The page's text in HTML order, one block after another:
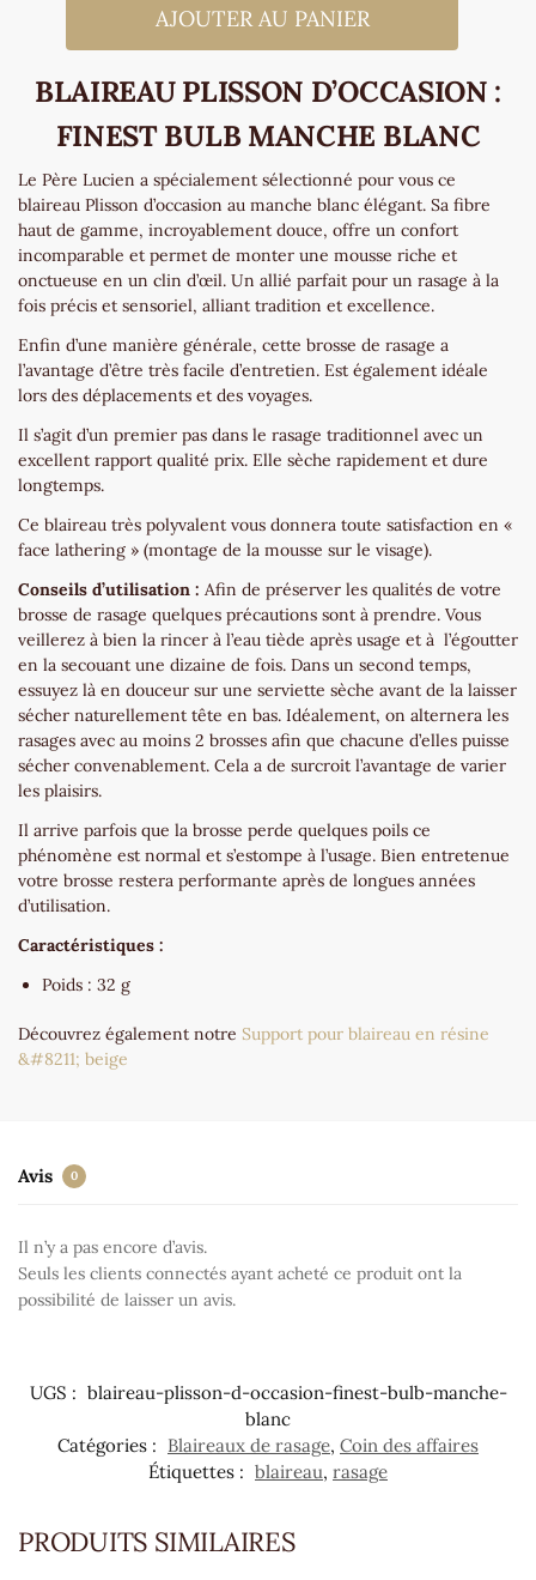
AJOUTER AU PANIER
BLAIREAU PLISSON D’OCCASION :
FINEST BULB MANCHE BLANC
Le Père Lucien a spécialement sélectionné pour vous ce
blaireau Plisson d’occasion au manche blanc élégant. Sa fibre
haut de gamme, incroyablement douce, offre un confort
incomparable et permet de monter une mousse riche et
onctueuse en un clin d’œil. Un allié parfait pour un rasage à la
fois précis et sensoriel, alliant tradition et excellence.
Enfin d’une manière générale, cette brosse de rasage a
l’avantage d’être très facile d’entretien. Est également idéale
lors des déplacements et des voyages.
Il s’agit d’un premier pas dans le rasage traditionnel avec un
excellent rapport qualité prix. Elle sèche rapidement et dure
longtemps.
Ce blaireau très polyvalent vous donnera toute satisfaction en «
face lathering » (montage de la mousse sur le visage).
Conseils d’utilisation : Afin de préserver les qualités de votre
brosse de rasage quelques précautions sont à prendre. Vous
veillerez à bien la rincer à l’eau tiède après usage et à l’égoutter
en la secouant une dizaine de fois. Dans un second temps,
essuyez là en douceur sur une serviette sèche avant de la laisser
sécher naturellement tête en bas. Idéalement, on alternera les
rasages avec au moins 2 brosses afin que chacune d’elles puisse
sécher convenablement. Cela a de surcroit l’avantage de varier
les plaisirs.
Il arrive parfois que la brosse perde quelques poils ce
phénomène est normal et s’estompe à l’usage. Bien entretenue
votre brosse restera performante après de longues années
d’utilisation.
Caractéristiques :
Poids : 32 g
Découvrez également notre Support pour blaireau en résine
&#8211; beige
Avis 0
Il n’y a pas encore d’avis.
Seuls les clients connectés ayant acheté ce produit ont la
possibilité de laisser un avis.
UGS : blaireau-plisson-d-occasion-finest-bulb-manche-
blanc
Catégories : Blaireaux de rasage, Coin des affaires
Étiquettes : blaireau, rasage
PRODUITS SIMILAIRES